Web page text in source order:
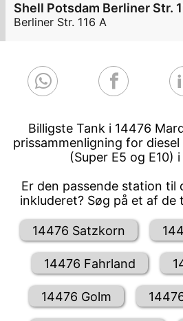
Shell Potsdam Berliner Str.
Berliner Str. 116 A
Billigste Tank i 14476
prissammenligning for
(Super E5 og E10)
Er den passende station
inkluderet? Søg på et af de
14476 Satzkorn
14476 Fahrland
14476 Golm